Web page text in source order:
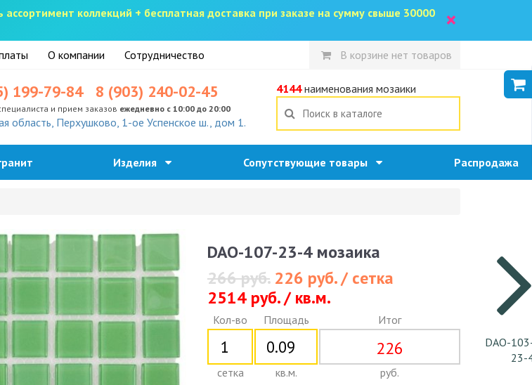
ассортимент коллекций + бесплатная доставка при заказе на сумму свыше 30000
×
О компании Сотрудничество В корзине нет товаров
199-79-84 8 (903) 240-02-45
и прием заказов ежедневно с 10:00 до 20:00
область, Перхушково, 1-ое Успенское ш., дом 1.
4144наименования мозаики
Изделия Сопутствующие товары Распродажа
DAO-
23-
DAO-107-23-4 мозаика
266 руб.226 руб. / сетка
2514 руб. / кв.м.
Кол-во
сетка
Площадь
кв.м.
Итог
226
руб.